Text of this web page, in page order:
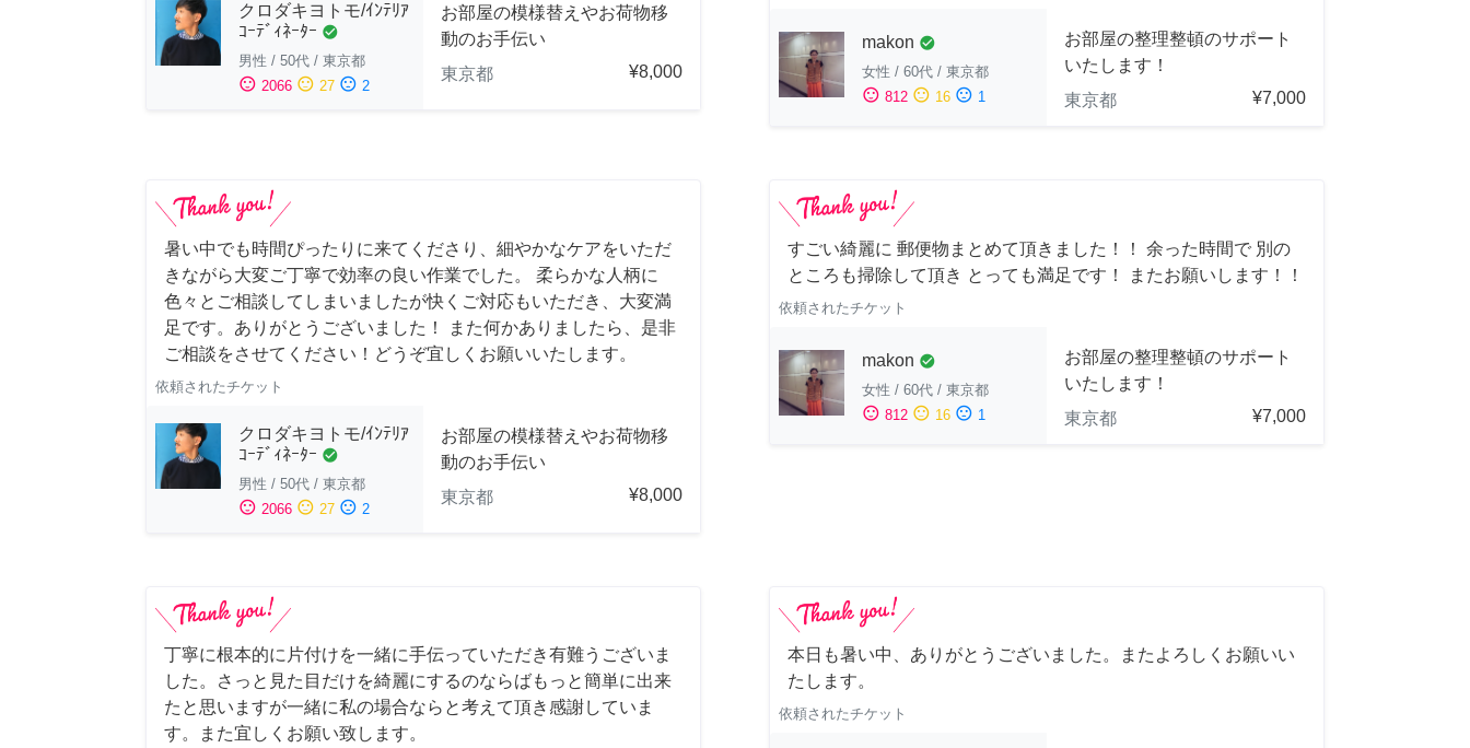
クロダキヨトモ/ｲﾝﾃﾘｱ
ｺｰﾃﾞｨﾈｰﾀｰ check_circle
男性 / 50代 / 東京都
sentiment_satisfied 2066 sentiment_neutral 27 sentiment_dissatisfied 2
お部屋の模様替えやお荷物移
動のお手伝い
東京都
¥8,000
makon check_circle
女性 / 60代 / 東京都
sentiment_satisfied 812 sentiment_neutral 16 sentiment_dissatisfied 1
お部屋の整理整頓のサポート
いたします！
東京都
¥7,000
暑い中でも時間ぴったりに来てくださり、細やかなケアをいただ
きながら大変ご丁寧で効率の良い作業でした。 柔らかな人柄に
色々とご相談してしまいましたが快くご対応もいただき、大変満
足です。ありがとうございました！ また何かありましたら、是非
ご相談をさせてください！どうぞ宜しくお願いいたします。
依頼されたチケット
クロダキヨトモ/ｲﾝﾃﾘｱ
ｺｰﾃﾞｨﾈｰﾀｰ check_circle
男性 / 50代 / 東京都
sentiment_satisfied 2066 sentiment_neutral 27 sentiment_dissatisfied 2
お部屋の模様替えやお荷物移
動のお手伝い
東京都
¥8,000
すごい綺麗に 郵便物まとめて頂きました！！ 余った時間で 別の
ところも掃除して頂き とっても満足です！ またお願いします！！
依頼されたチケット
makon check_circle
女性 / 60代 / 東京都
sentiment_satisfied 812 sentiment_neutral 16 sentiment_dissatisfied 1
お部屋の整理整頓のサポート
いたします！
東京都
¥7,000
丁寧に根本的に片付けを一緒に手伝っていただき有難うございま
した。さっと見た目だけを綺麗にするのならばもっと簡単に出来
たと思いますが一緒に私の場合ならと考えて頂き感謝していま
す。また宜しくお願い致します。
本日も暑い中、ありがとうございました。またよろしくお願いい
たします。
依頼されたチケット